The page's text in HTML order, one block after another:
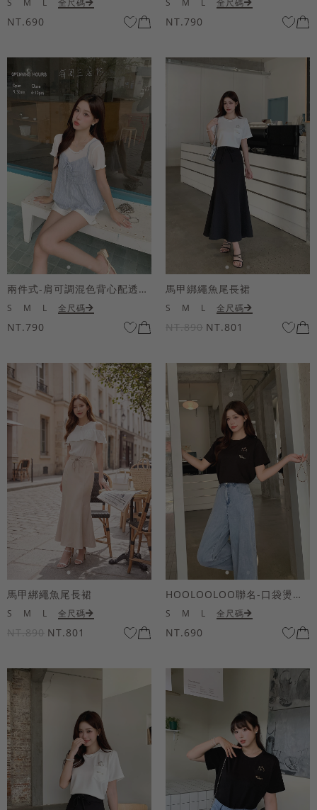
S M L 全尺碼
NT.690
S M L 全尺碼
NT.790
兩件式-肩可調混色背心配透膚短袖上衣
S M L 全尺碼
NT.790
馬甲綁繩魚尾長裙
S M L 全尺碼
NT.890 NT.801
馬甲綁繩魚尾長裙
S M L 全尺碼
NT.890 NT.801
HOOLOOLOO聯名-口袋燙金KUKU熊短袖上衣
S M L 全尺碼
NT.690